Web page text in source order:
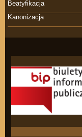
Beatyfikacja
Kanonizacja